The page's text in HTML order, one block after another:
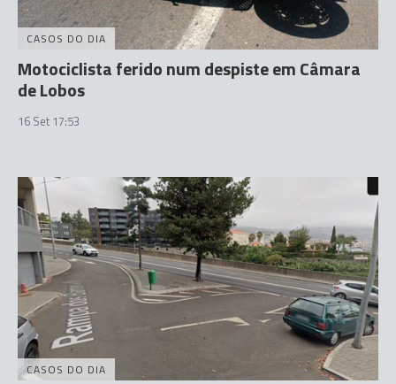
CASOS DO DIA
Motociclista ferido num despiste em Câmara
de Lobos
16 Set 17:53
CASOS DO DIA